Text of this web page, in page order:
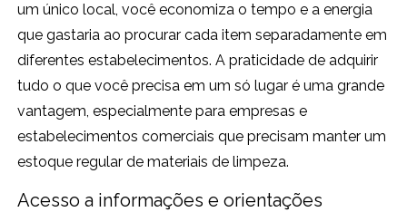
um único local, você economiza o tempo e a energia
que gastaria ao procurar cada item separadamente em
diferentes estabelecimentos. A praticidade de adquirir
tudo o que você precisa em um só lugar é uma grande
vantagem, especialmente para empresas e
estabelecimentos comerciais que precisam manter um
estoque regular de materiais de limpeza.
Acesso a informações e orientações